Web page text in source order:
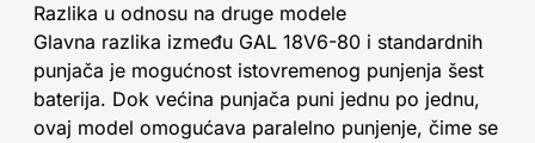
Razlika u odnosu na druge modele
Glavna razlika između GAL 18V6-80 i standardnih
punjača je mogućnost istovremenog punjenja šest
baterija. Dok većina punjača puni jednu po jednu,
ovaj model omogućava paralelno punjenje, čime se